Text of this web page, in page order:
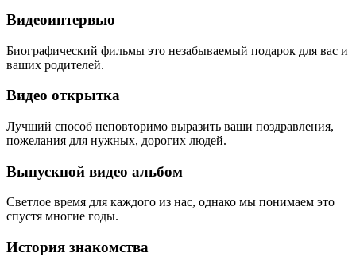
Видеоинтервью
Биографический фильмы это незабываемый подарок для вас и
ваших родителей.
Видео открытка
Лучший способ неповторимо выразить ваши поздравления,
пожелания для нужных, дорогих людей.
Выпускной видео альбом
Светлое время для каждого из нас, однако мы понимаем это
спустя многие годы.
История знакомства